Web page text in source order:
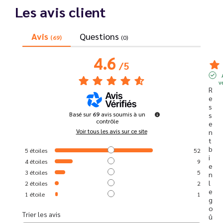
Les avis client
Avis (69) Questions (0)
4.6/5
Basé sur69 avis soumis à un
contrôle
Voir tous les avis sur ce site
5 étoiles
52
4étoiles
9
3 étoiles
5
2 étoiles
2
1 étoile 1
Trier les avis
R
e
s
s
e
n
t
b
i
e
n
l
e
g
o
û